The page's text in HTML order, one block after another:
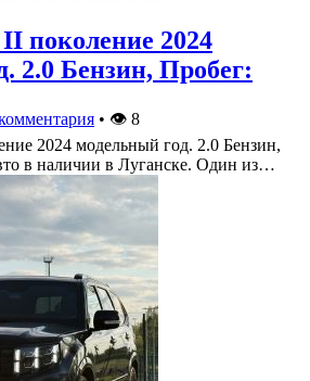
поколение 2024
2.0 Бензин, Пробег:
• 👁 8
2024 модельный год. 2.0 Бензин,
в наличии в Луганске. Один из…